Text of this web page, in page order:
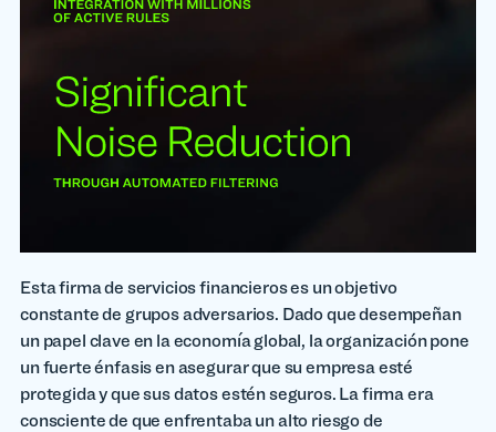
Esta firma de servicios financieros es un objetivo
constante de grupos adversarios. Dado que desempeñan
un papel clave en la economía global, la organización pone
un fuerte énfasis en asegurar que su empresa esté
protegida y que sus datos estén seguros. La firma era
consciente de que enfrentaba un alto riesgo de